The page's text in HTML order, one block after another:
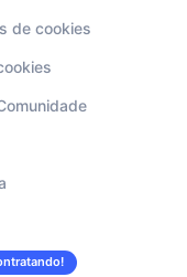
de cookies